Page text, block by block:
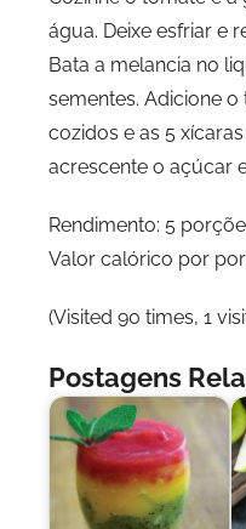
água. Deixe esfriar e
Bata a melancia no
sementes. Adicione
cozidos e as 5
acrescente o açúcar
Rendimento: 5
Valor calórico por
(Visited 90 times, 1
Postagens